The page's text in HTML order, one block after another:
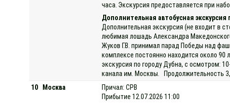
часа. Экскурсия предоставляется при
Дополнительная автобусная
Дополнительная экскурсия (не входит в
любимая лошадь Александра
Жуков Г.В. принимал парад Победы над
комплексе постоянно находится около
экскурсия по городу Дубна, с осмотром:
канала им. Москвы. Продолжительность
10
Москва
Причал: СРВ
Прибытие 12.07.2026 11:00